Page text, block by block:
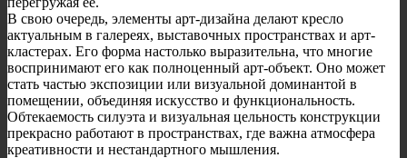
В свою очередь, элементы арт-дизайна делают кресло
актуальным в галереях, выставочных пространствах и арт-
кластерах. Его форма настолько выразительна, что многие
воспринимают его как полноценный арт-объект. Оно может
стать частью экспозиции или визуальной доминантой в
помещении, объединяя искусство и функциональность.
Обтекаемость силуэта и визуальная цельность конструкции
прекрасно работают в пространствах, где важна атмосфера
креативности и нестандартного мышления.